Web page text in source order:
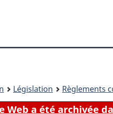
principal
À
site
version
Législation Règlements
Web a été archivée